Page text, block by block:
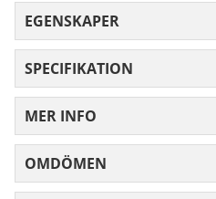
EGENSKAPER
SPECIFIKATION
MER INFO
OMDÖMEN